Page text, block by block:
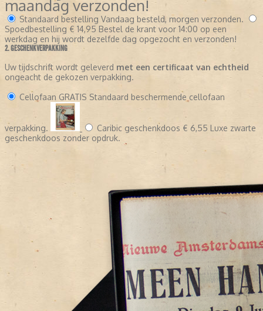
maandag verzonden!
Standaard bestelling Vandaag besteld, morgen verzonden.
Spoedbestelling € 14,95 Bestel de krant voor 14:00 op een
werkdag en hij wordt dezelfde dag opgezocht en verzonden!
2. GESCHENKVERPAKKING
Uw tijdschrift wordt geleverd met een certificaat van echtheid
ongeacht de gekozen verpakking.
Cellofaan GRATIS Standaard beschermende cellofaan
verpakking. Caribic geschenkdoos € 6,55 Luxe zwarte
geschenkdoos zonder opdruk.